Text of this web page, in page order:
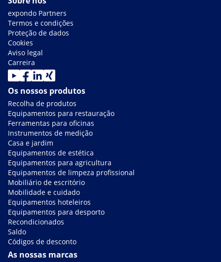
expondo Partners
Termos e condições
Proteção de dados
Cookies
Aviso legal
Carreira
Os nossos produtos
Recolha de produtos
Equipamentos para restauração
Ferramentas para oficinas
Instrumentos de medição
Casa e jardim
Equipamentos de estética
Equipamentos para agricultura
Equipamentos de limpeza profissional
Mobiliário de escritório
Mobilidade e cuidado
Equipamentos hoteleiros
Equipamentos para desporto
Recondicionados
Saldo
Códigos de desconto
As nossas marcas